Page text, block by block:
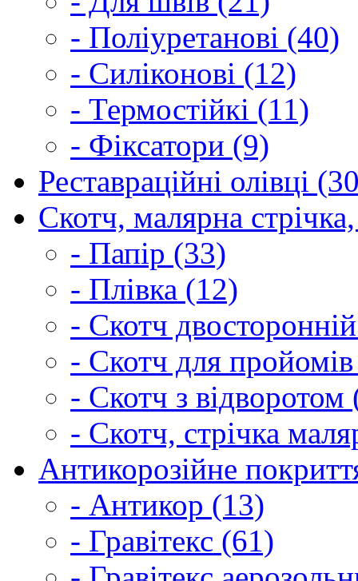
- Поліуретанові (40)
- Силіконові (12)
- Термостійкі (11)
- Фіксатори (9)
Реставраційні олівці
Скотч, малярна
- Папір (33)
- Плівка (12)
- Скотч
- Скотч для
- Скотч з відворотом
- Скотч, стрічка
Антикорозійне
- Антикор (13)
- Гравітекс (61)